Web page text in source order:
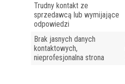
Trudny kontakt ze
sprzedawcą lub wymijające
odpowiedzi
Brak jasnych danych
kontaktowych,
nieprofesjonalna strona